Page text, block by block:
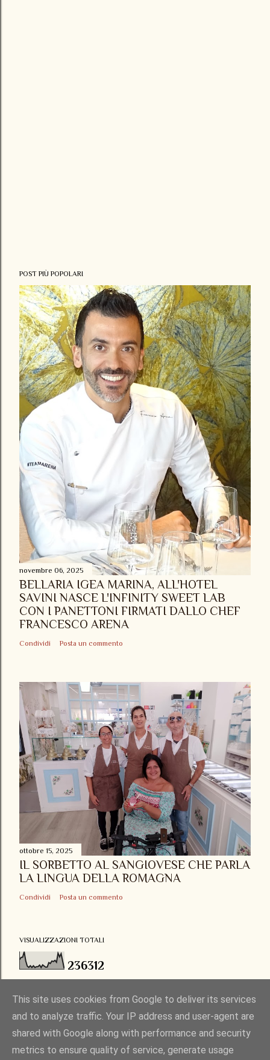
POST PIÙ POPOLARI
novembre 06, 2025
BELLARIA IGEA MARINA, ALL'HOTEL
SAVINI NASCE L'INFINITY SWEET LAB
CON I PANETTONI FIRMATI DALLO CHEF
FRANCESCO ARENA
Condividi Posta un commento
ottobre 15, 2025
IL SORBETTO AL SANGIOVESE CHE PARLA
LA LINGUA DELLA ROMAGNA
Condividi Posta un commento
VISUALIZZAZIONI TOTALI
236312
Powered by Blogger
This site uses cookies from Google to deliver its services
and to analyze traffic. Your IP address and user-agent are
shared with Google along with performance and security
metrics to ensure quality of service, generate usage